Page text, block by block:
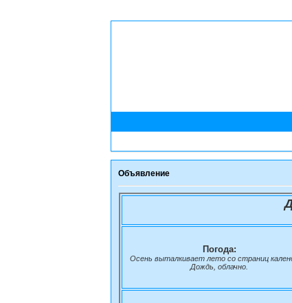
Объявление
Погода:
Осень выталкивает лето со страниц
Дождь, облачно.